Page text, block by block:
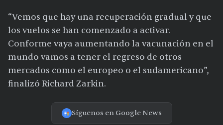
“Vemos que hay una recuperación gradual y que
los vuelos se han comenzado a activar.
Conforme vaya aumentando la vacunación en el
mundo vamos a tener el regreso de otros
mercados como el europeo o el sudamericano”,
finalizó Richard Zarkin.
Síguenos en Google News